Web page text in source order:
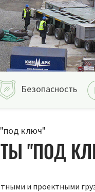
Безопасность
ключ"
"ПОД
и проектными